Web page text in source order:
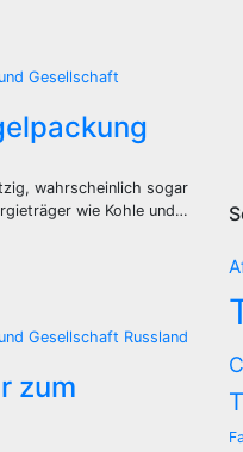
Gesellschaft
wahrscheinlich sogar
wie Kohle und…
Gesellschaft Russland
zum